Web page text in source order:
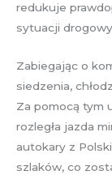
redukuje
sytuacji
Zabiegając o
siedzenia,
Za pomocą tym
rozległa jazda
autokary z
szlaków, co